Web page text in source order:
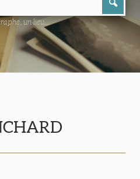
un lieu...